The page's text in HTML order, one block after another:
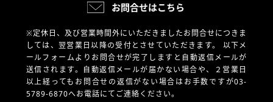
お問合せはこちら
※定休日、及び営業時間外にいただきましたお問合せにつきま
しては、翌営業日以降の受付とさせていただきます。 以下メ
ールフォームよりお問合せが完了しますと自動返信メールが
送信されます。自動返信メールが届かない場合や、
２営業日
以上経ってもお問合せの返信がない場合はお手数ですが03-
5789-6870へお電話にてご連絡ください。